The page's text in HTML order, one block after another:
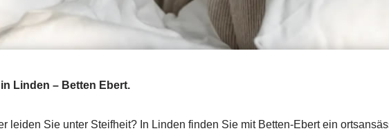
Linden – Betten Ebert.
leiden Sie unter Steifheit? In Linden finden Sie mit Betten-Ebert ein